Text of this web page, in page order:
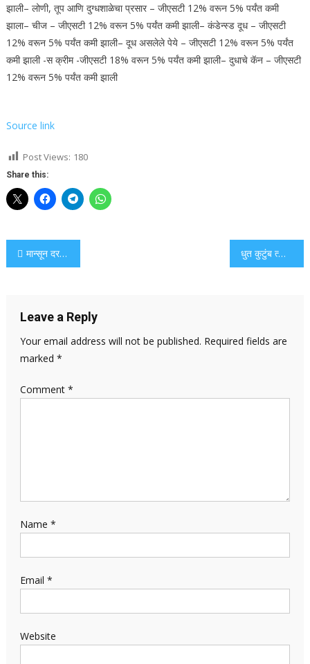
झाली– लोणी, तूप आणि दुग्धशाळेचा प्रसार – जीएसटी 12% वरून 5% पर्यंत कमी
झाला– चीज – जीएसटी 12% वरून 5% पर्यंत कमी झाली– कंडेन्स्ड दूध – जीएसटी
12% वरून 5% पर्यंत कमी झाली– दूध असलेले पेये – जीएसटी 12% वरून 5% पर्यंत
कमी झाली -स क्रीम -जीएसटी 18% वरून 5% पर्यंत कमी झाली– दुधाचे कॅन – जीएसटी
12% वरून 5% पर्यंत कमी झाली
Source link
Post Views: 180
Share this:
Post
मान्सून दरम्यान वन्यजीव उत्साही लोकांमध्ये बफर झोन सफारीस लोकप्रिय धुत कुटुंब त्यांच्या घरी साडेतीन फूट आदिओगी शिव मूर्ती तयार करते
Leave a Reply
Your email address will not be published. Required fields are
marked *
Comment *
Name *
Email *
Website